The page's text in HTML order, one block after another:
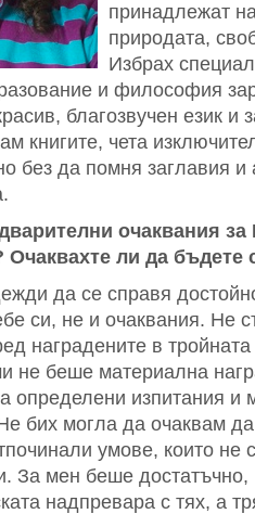
принадлежат
природата,
Избрах
и философия
благозвучен език и
книгите, чета
без да помня заглавия
очаквания
ли да бъдете
да се справя
си, не и очаквания. Не
наградените в
не беше материална
определени изпитания и
бих могла да очаквам
умове, които не
За мен беше
надпревара с тях, а